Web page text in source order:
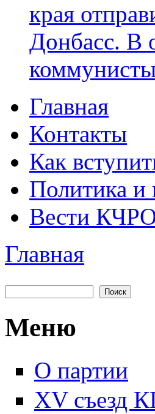
края
Донбасс. В
Главное меню
Главная
Контакты
Как
Политика
Вести
Вы здесь
Главная
Форма поиска
Меню
О партии
XV съезд